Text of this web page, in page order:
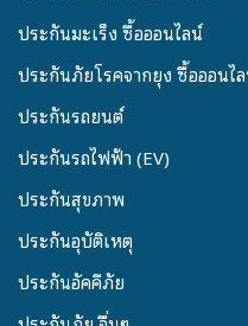
ประกันมะเร็ง ซื้อออนไลน์
ประกันภัยโรคจากยุง ซื้อออนไ
ประกันรถยนต์
ประกันรถไฟฟ้า (EV)
ประกันสุขภาพ
ประกันอุบัติเหตุ
ประกันอัคคีภัย